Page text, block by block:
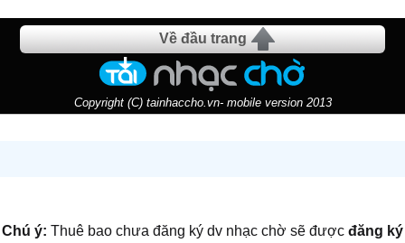
Về đầu trang
Copyright (C) tainhaccho.vn- mobile version 2013
Chú ý: Thuê bao chưa đăng ký dv nhạc chờ sẽ được đăng ký